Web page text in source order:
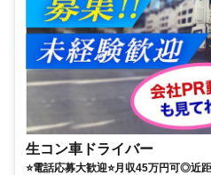
生コン車ドライバー
⭐電話応募大歓迎⭐月収45万円可◎近